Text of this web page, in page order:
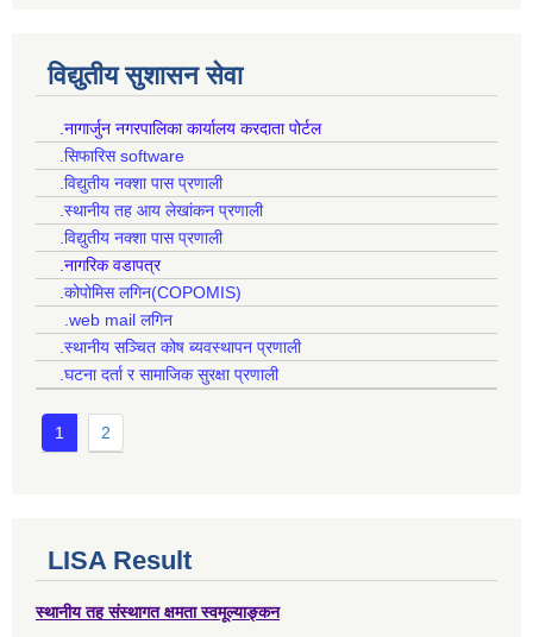
विद्युतीय सुशासन सेवा
.नागार्जुन नगरपालिका कार्यालय करदाता पोर्टल
.सिफारिस software
.विद्युतीय नक्शा पास प्रणाली
.स्थानीय तह आय लेखांकन प्रणाली
.विद्युतीय नक्शा पास प्रणाली
.नागरिक वडापत्र
.कोपोमिस लगिन(COPOMIS)
.web mail लगिन
.स्थानीय सञ्चित कोष ब्यवस्थापन प्रणाली
.घटना दर्ता र सामाजिक सुरक्षा प्रणाली
1 2
LISA Result
स्थानीय तह संस्थागत क्षमता स्वमूल्याङ्कन